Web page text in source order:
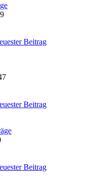
Beitrag
Beitrag
Beitrag